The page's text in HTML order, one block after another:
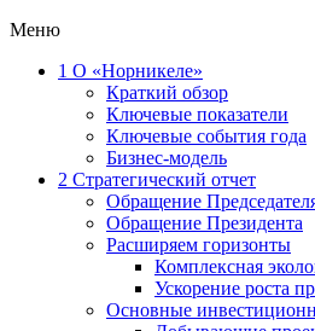
Меню
1 О «Норникеле»
Краткий обзор
Ключевые показатели
Ключевые события года
Бизнес-модель
2 Стратегический отчет
Обращение
Обращение Президента
Расширяем горизонты
Комплексная
Ускорение роста
Основные